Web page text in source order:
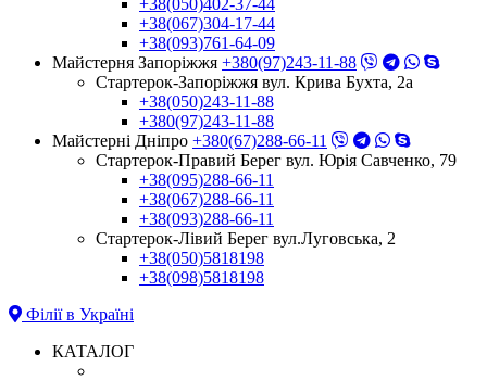
+38(050)402-37-44
+38(067)304-17-44
+38(093)761-64-09
Майстерня Запоріжжя +380(97)243-11-88
Стартерок-Запоріжжя вул. Крива Бухта, 2а
+38(050)243-11-88
+380(97)243-11-88
Майстерні Днiпро +380(67)288-66-11
Стартерок-Правий Берег вул. Юрія Савченко, 79
+38(095)288-66-11
+38(067)288-66-11
+38(093)288-66-11
Стартерок-Лівий Берег вул.Луговська, 2
+38(050)5818198
+38(098)5818198
Філії в Україні
КАТАЛОГ